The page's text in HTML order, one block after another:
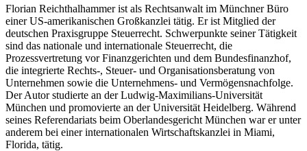
Florian Reichthalhammer ist als Rechtsanwalt im Münchner Büro
einer US-amerikanischen Großkanzlei tätig. Er ist Mitglied der
deutschen Praxisgruppe Steuerrecht. Schwerpunkte seiner Tätigkeit
sind das nationale und internationale Steuerrecht, die
Prozessvertretung vor Finanzgerichten und dem Bundesfinanzhof,
die integrierte Rechts-, Steuer- und Organisationsberatung von
Unternehmen sowie die Unternehmens- und Vermögensnachfolge.
Der Autor studierte an der Ludwig-Maximilians-Universität
München und promovierte an der Universität Heidelberg. Während
seines Referendariats beim Oberlandesgericht München war er unter
anderem bei einer internationalen Wirtschaftskanzlei in Miami,
Florida, tätig.